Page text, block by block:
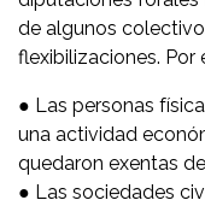
de algunos
flexibilizaciones. Por
● Las personas
una actividad
quedaron exentas
● Las sociedades